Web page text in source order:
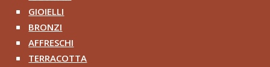
^ GIOIELLI
^ BRONZI
^ AFFRESCHI
^ TERRACOTTA